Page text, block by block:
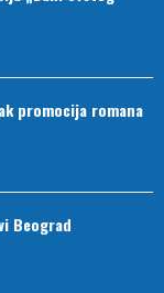
promocija romana
Beograd